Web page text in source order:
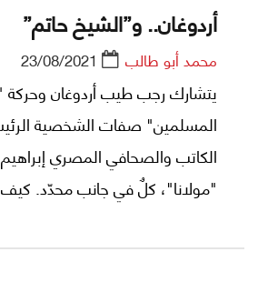
أردوغان.. و”الشيخ حاتم”
محمد أبو طالب 23/08/2021
يتشارك رجب طيب أردوغان وحركة
المسلمين" صفات الشخصية
الكاتب والصحافي المصري
"مولانا"، كلٌ في جانب محدّد.